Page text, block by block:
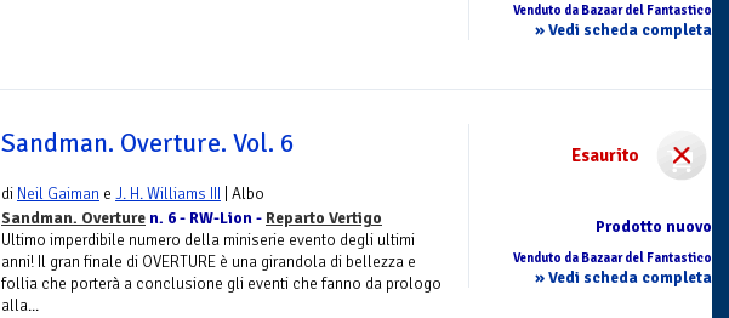
Venduto da Bazaar del Fantastico
» Vedi scheda completa
Esaurito
Prodotto nuovo
Venduto da Bazaar del Fantastico
» Vedi scheda completa
Sandman. Overture. Vol. 6
di Neil Gaiman e J. H. Williams III | Albo
Sandman. Overture n. 6 - RW-Lion - Reparto Vertigo
Ultimo imperdibile numero della miniserie evento degli ultimi
anni! Il gran finale di OVERTURE è una girandola di bellezza e
follia che porterà a conclusione gli eventi che fanno da prologo
alla...